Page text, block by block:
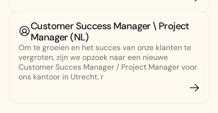
Customer Success Manager \ Project
Manager (NL)
Om te groeien en het succes van onze klanten te
vergroten, zijn we opzoek naar een nieuwe
Customer Succes Manager / Project Manager voor
ons kantoor in Utrecht. r